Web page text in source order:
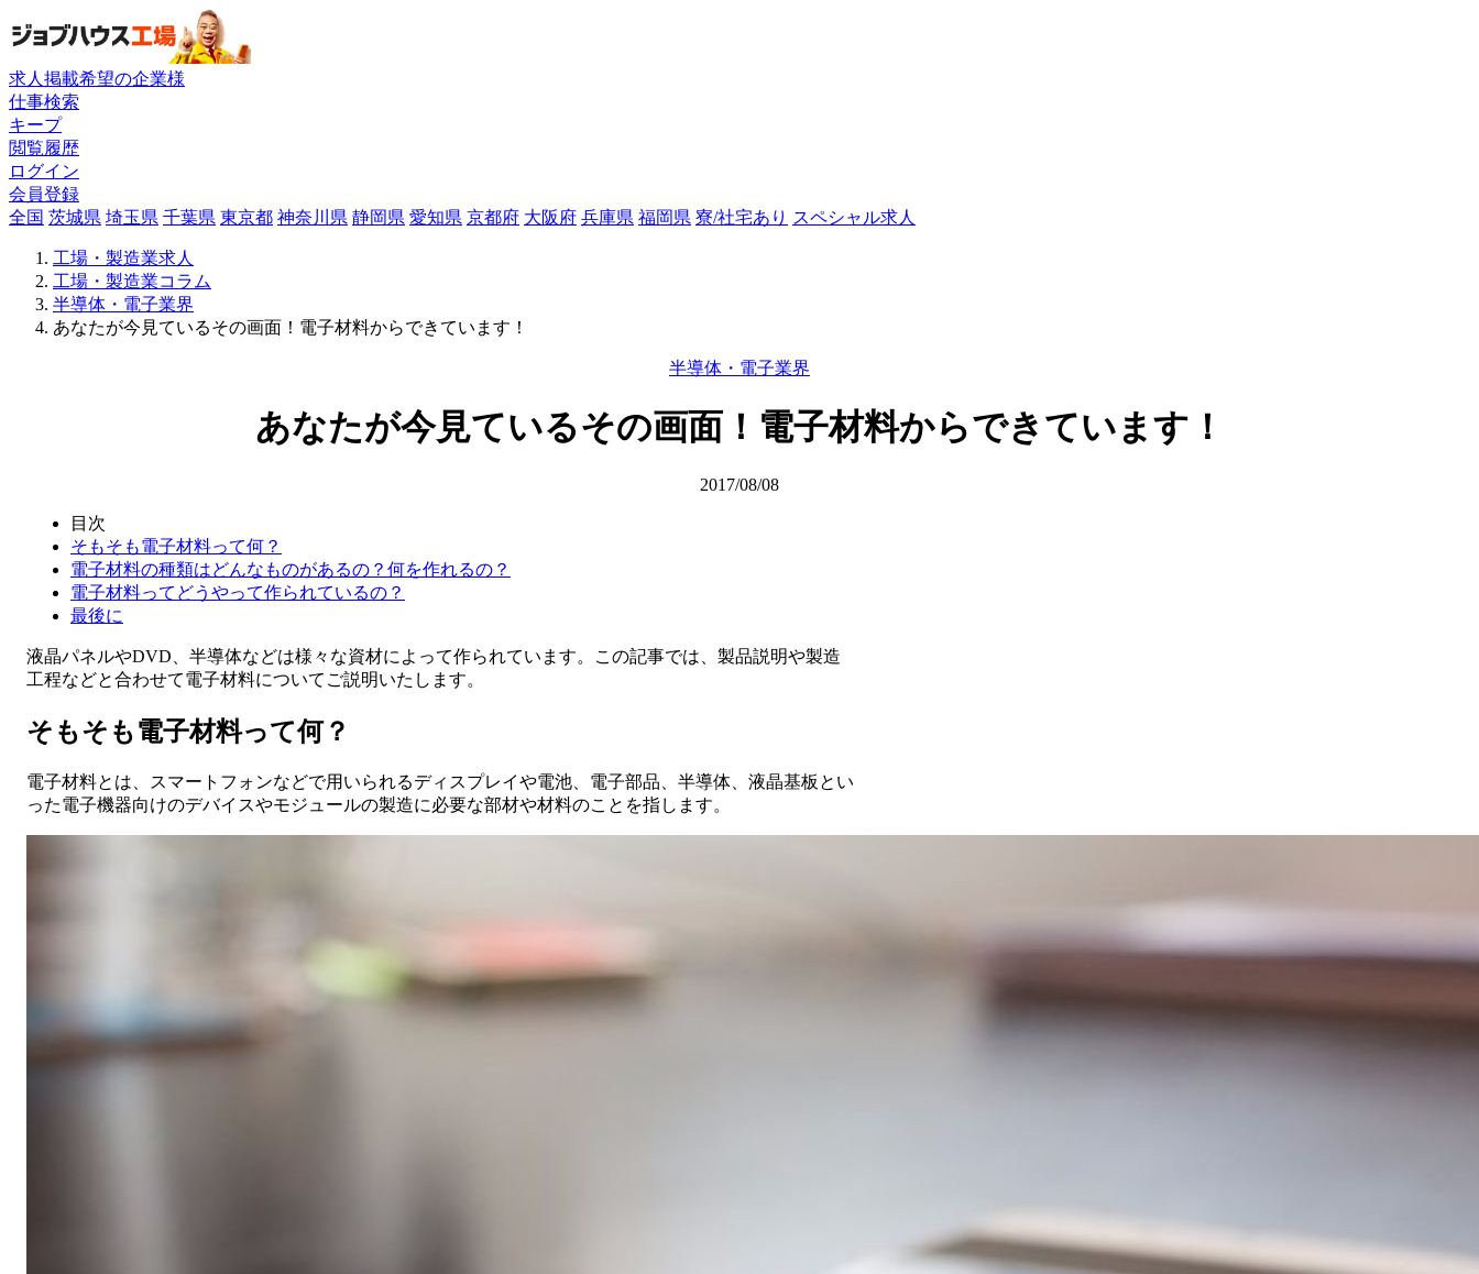
求人掲載希望の企業様
仕事検索
キープ
閲覧履歴
ログイン
会員登録
全国 茨城県 埼玉県 千葉県 東京都 神奈川県 静岡県 愛知県 京都府 大阪府 兵庫県 福岡県 寮/社宅あり スペシャル求人
工場・製造業求人
工場・製造業コラム
半導体・電子業界
あなたが今見ているその画面！電子材料からできています！
半導体・電子業界
あなたが今見ているその画面！電子材料からできています！
2017/08/08
目次
そもそも電子材料って何？
電子材料の種類はどんなものがあるの？何を作れるの？
電子材料ってどうやって作られているの？
最後に
液晶パネルやDVD、半導体などは様々な資材によって作られています。この記事では、製品説明や製造
工程などと合わせて電子材料についてご説明いたします。
そもそも電子材料って何？
電子材料とは、スマートフォンなどで用いられるディスプレイや電池、電子部品、半導体、液晶基板とい
った電子機器向けのデバイスやモジュールの製造に必要な部材や材料のことを指します。